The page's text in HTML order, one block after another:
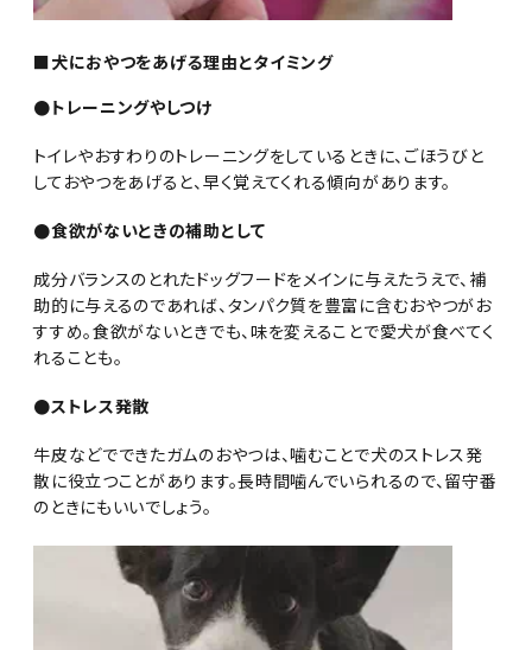
■犬におやつをあげる理由とタイミング
●トレーニングやしつけ
トイレやおすわりのトレーニングをしているときに、ごほうびと
しておやつをあげると、早く覚えてくれる傾向があります。
●食欲がないときの補助として
成分バランスのとれたドッグフードをメインに与えたうえで、補
助的に与えるのであれば、タンパク質を豊富に含むおやつがお
すすめ。食欲がないときでも、味を変えることで愛犬が食べてく
れることも。
●ストレス発散
牛皮などでできたガムのおやつは、噛むことで犬のストレス発
散に役立つことがあります。長時間噛んでいられるので、留守番
のときにもいいでしょう。